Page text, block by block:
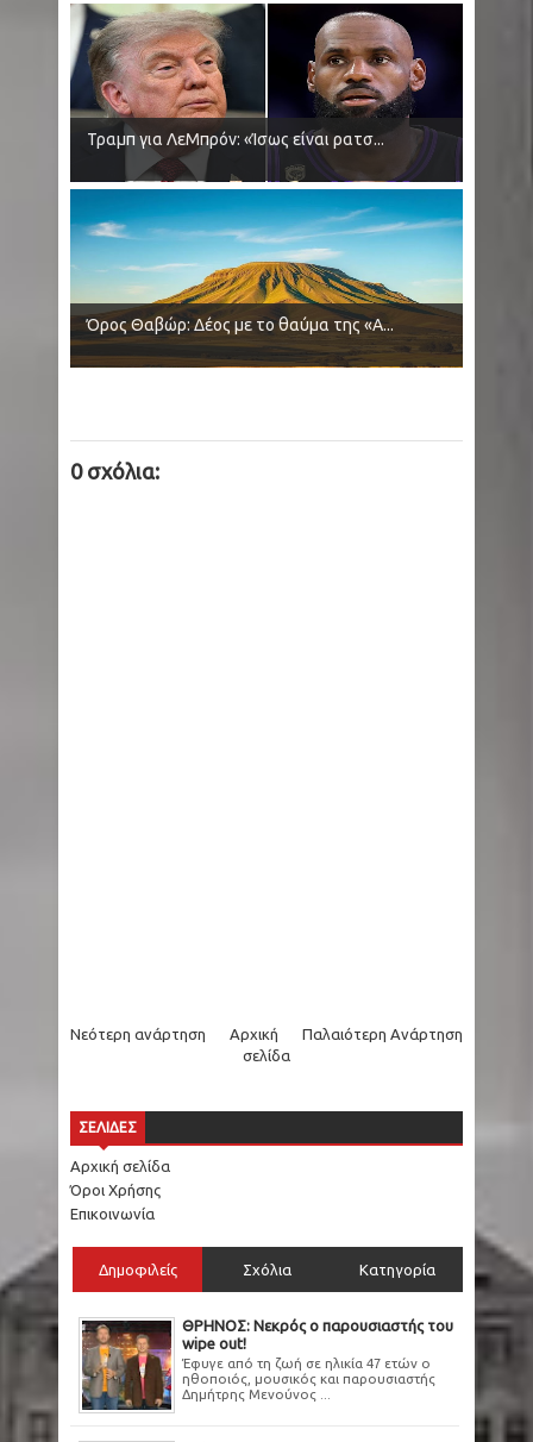
μπαρ - Η γυναίκα προσπάθησε να
προστατεύσει τον άνδρα της - Ήταν γονείς
6χρονου κοριτσιού
Ρωσία: Μαύρες Χήρες - Παντρεύονται
νεοσύλλεκτους στρατιώτες για να εισπράξουν
αποζημιώσεις θανάτου
Κρήτη - Σητεία: Πυρκαγιά τώρα στην περιοχή
Καρυδι - Σηκώθηκαν 2 αεροσκάφη - Μήνυμα
Ινδία: 14 άτομα έχασαν τη ζωή τους από
Τραμπ για ΛεΜπρόν: «Ίσως είναι ρατσ...
Όρος Θαβώρ: Δέος με το θαύμα της «Α...
0 σχόλια:
Νεότερη ανάρτηση Παλαιότερη Ανάρτηση
Αρχική
σελίδα
ΣΕΛΙΔΕΣ
Αρχική σελίδα
Όροι Χρήσης
Επικοινωνία
Δημοφιλείς Σχόλια Κατηγορία
ΘΡΗΝΟΣ: Νεκρός ο παρουσιαστής του
wipe out!
Έφυγε από τη ζωή σε ηλικία 47 ετών ο
ηθοποιός, μουσικός και παρουσιαστής
Δημήτρης Μενούνος ...